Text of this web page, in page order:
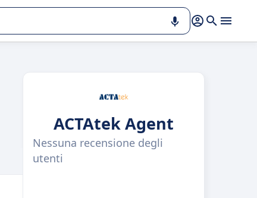
ACTAtek Agent
Nessuna recensione degli
utenti